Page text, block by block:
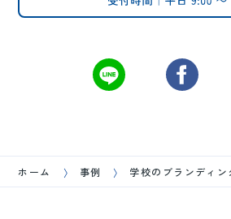
ホーム 事例 学校のブランディ